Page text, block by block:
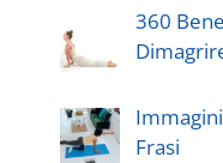
360
Frasi